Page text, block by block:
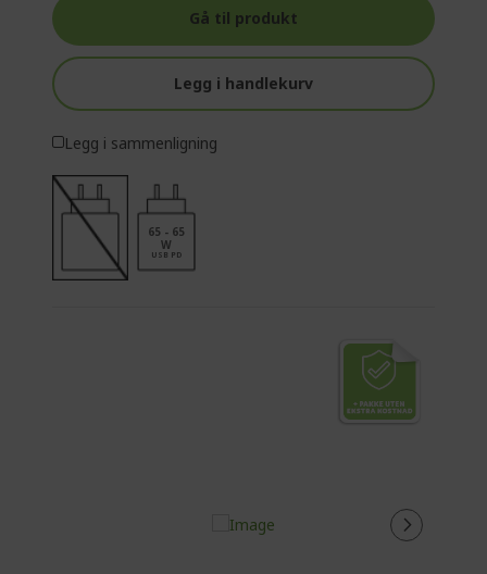
Gå til produkt
Legg i handlekurv
Legg i sammenligning
65 - 65
W
USB PD